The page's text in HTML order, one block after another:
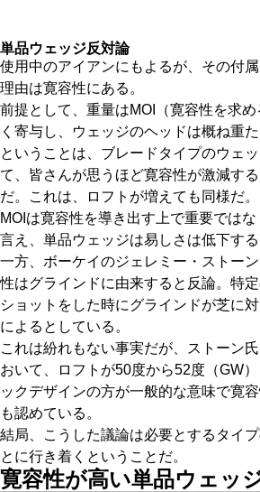
単品ウェッジ反対論
使用中のアイアンにもよるが、その付
理由は寛容性にある。
前提として、重量はMOI（寛容性を求
く寄与し、ウェッジのヘッドは概ね重た
ということは、ブレードタイプのウェ
て、皆さんが思うほど寛容性が激減す
だ。これは、ロフトが増えても同様だ。
MOIは寛容性を導き出す上で重要では
言え、単品ウェッジは易しさは低下する
一方、ボーケイのジェレミー・ストー
性はグラインドに由来すると反論。特
ショットをした時にグラインドが芝に
によるとしている。
これは紛れもない事実だが、ストーン
おいて、ロフトが50度から52度（GW
ックデザインの方が一般的な意味で寛
も認めている。
結局、こうした議論は必要とするタイ
とに行き着くということだ。
寛容性が高い単品ウェッ